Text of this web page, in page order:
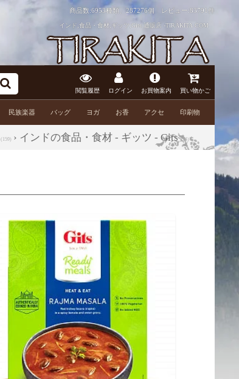
商品数:6953種類、287276個 レビュー:83791件
インド,食品・食材,ギッツ,Gits 通販店 -TIRAKITA.COM
閲覧履歴 ログイン お買物案内 買い物かご
民族楽器 バッグ ヨガ お香 アクセ 印刷物
(159) › インドの食品・食材 - ギッツ - Gits(14)